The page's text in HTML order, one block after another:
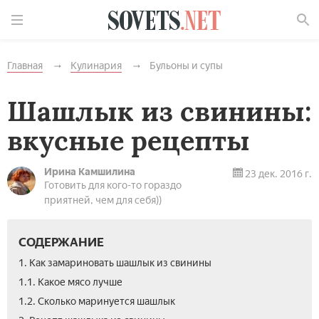
Главная Кулинария Бульоны и супы
Шашлык из свинины:
вкусные рецепты
Ирина Камшилина
Готовить для кого-то гораздо
приятней, чем для себя))
23 дек. 2016 г.
СОДЕРЖАНИЕ
1. Как замариновать шашлык из свинины
1.1. Какое мясо лучше­
1.2. Сколько маринуется шашлык